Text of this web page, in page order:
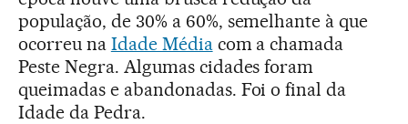
população, de 30% a 60%, semelhante à que
ocorreu na Idade Médiacom a chamada
Peste Negra. Algumas cidades foram
queimadas e abandonadas. Foi o final da
Idade da Pedra.